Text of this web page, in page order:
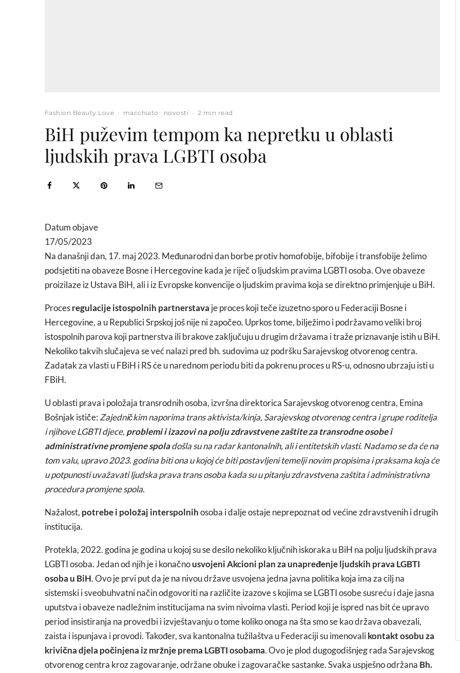
Fashion.Beauty.Love · macchiato novosti · 2 min read
BiH puževim tempom ka nepretku u oblasti
ljudskih prava LGBTI osoba
Datum objave
17/05/2023
Na današnji dan, 17. maj 2023. Međunarodni dan borbe protiv homofobije, bifobije i transfobije želimo
podsjetiti na obaveze Bosne i Hercegovine kada je riječ o ljudskim pravima LGBTI osoba. Ove obaveze
proizilaze iz Ustava BiH, ali i iz Evropske konvencije o ljudskim pravima koja se direktno primjenjuje u BiH.
Procesregulacije istospolnih partnerstava je proces koji teče izuzetno sporo u Federaciji Bosne i
Hercegovine, a u Republici Srpskoj još nije ni započeo. Uprkos tome, bilježimo i podržavamo veliki broj
istospolnih parova koji partnerstva ili brakove zaključuju u drugim državama i traže priznavanje istih u BiH.
Nekoliko takvih slučajeva se već nalazi pred bh. sudovima uz podršku Sarajevskog otvorenog centra.
Zadatak za vlasti u FBiH i RS će u narednom periodu biti da pokrenu proces u RS-u, odnosno ubrzaju isti u
FBiH.
U oblasti prava i položaja transrodnih osoba, izvršna direktorica Sarajevskog otvorenog centra, Emina
Bošnjak ističe:Zajedničkim naporima trans aktivista/kinja, Sarajevskog otvorenog centra i grupe roditelja
i njihove LGBTI djece, problemi i izazovi na polju zdravstvene zaštite za transrodne osobe i
administrativne promjene spoladošla su na radar kantonalnih, ali i entitetskih vlasti. Nadamo se da će na
tom valu, upravo 2023. godina biti ona u kojoj će biti postavljeni temelji novim propisima i praksama koja će
u potpunosti uvažavati ljudska prava trans osoba kada su u pitanju zdravstvena zaštita i administrativna
procedura promjene spola.
Nažalost, potrebe i položaj interspolnihosoba i dalje ostaje neprepoznat od većine zdravstvenih i drugih
institucija.
Protekla, 2022. godina je godina u kojoj su se desilo nekoliko ključnih iskoraka u BiH na polju ljudskih prava
LGBTI osoba. Jedan od njih je i konačnousvojeni Akcioni plan za unapređenje ljudskih prava LGBTI
osoba u BiH. Ovo je prvi put da je na nivou države usvojena jedna javna politika koja ima za cilj na
sistemski i sveobuhvatni način odgovoriti na različite izazove s kojima se LGBTI osobe susreću i daje jasna
uputstva i obaveze nadležnim institucijama na svim nivoima vlasti. Period koji je ispred nas bit će upravo
period insistiranja na provedbi i izvještavanju o tome koliko onoga na šta smo se kao država obavezali,
zaista i ispunjava i provodi. Također, sva kantonalna tužilaštva u Federaciji su imenovalikontakt osobu za
krivična djela počinjena iz mržnje prema LGBTI osobama. Ovo je plod dugogodišnjeg rada Sarajevskog
otvorenog centra kroz zagovaranje, održane obuke i zagovaračke sastanke. Svaka uspješno održana Bh.